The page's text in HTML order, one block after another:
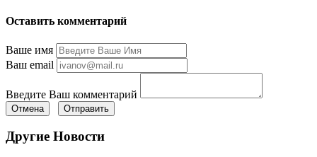
Оставить комментарий
Ваше имя
Ваш email
Введите Ваш комментарий
Отмена Отправить
Другие Новости